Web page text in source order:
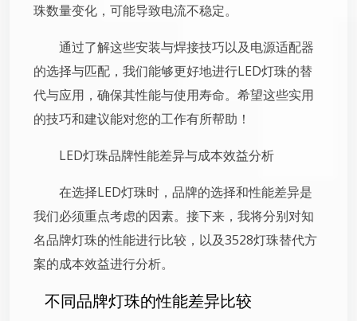
珠数量变化，可能导致电流不稳定。
通过了解这些安装与焊接技巧以及电源适配器
的选择与匹配，我们能够更好地进行LED灯珠的替
代与应用，确保其性能与使用寿命。希望这些实用
的技巧和建议能对您的工作有所帮助！
LED灯珠品牌性能差异与成本效益分析
在选择LED灯珠时，品牌的选择和性能差异是
我们必须重点考虑的因素。接下来，我将分别对知
名品牌灯珠的性能进行比较，以及3528灯珠替代方
案的成本效益进行分析。
不同品牌灯珠的性能差异比较